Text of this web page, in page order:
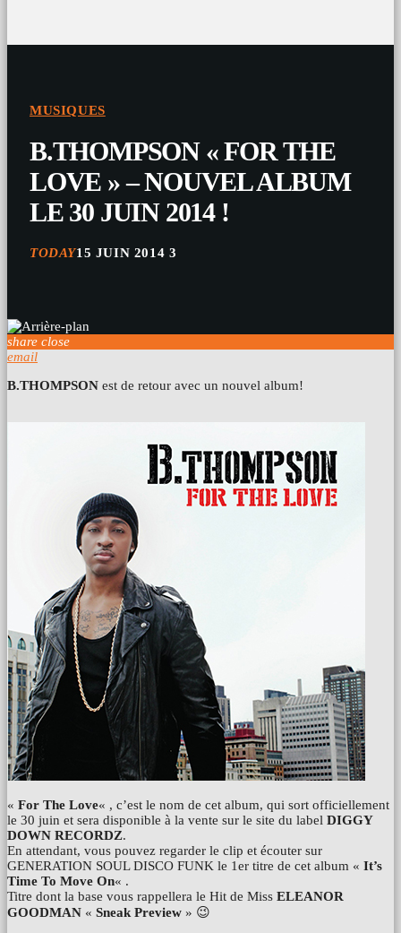
MUSIQUES
B.THOMPSON « FOR THE
LOVE » – NOUVEL ALBUM
LE 30 JUIN 2014 !
TODAY15 JUIN 2014 3
share close
email
B.THOMPSON est de retour avec un nouvel album!
« For The Love« , c’est le nom de cet album, qui sort officiellement
le 30 juin et sera disponible à la vente sur le site du label DIGGY
DOWN RECORDZ.
En attendant, vous pouvez regarder le clip et écouter sur
GENERATION SOUL DISCO FUNK le 1er titre de cet album « It’s
Time To Move On« .
Titre dont la base vous rappellera le Hit de Miss ELEANOR
GOODMAN « Sneak Preview » 😉